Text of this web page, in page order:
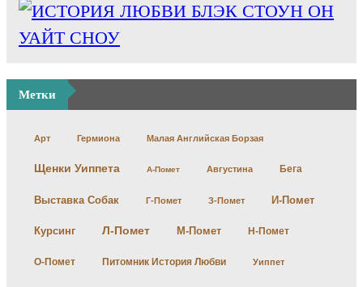
Метки
Арт Гермиона Малая Английская Борзая
Щенки Уиппета А-Помет Августина Бега
Выставка Собак Г-Помет З-Помет И-Помет
Курсинг Л-Помет М-Помет Н-Помет
О-Помет Питомник История Любви Уиппет